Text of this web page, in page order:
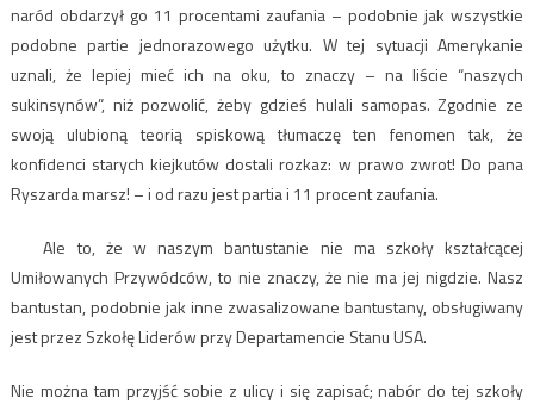
naród obdarzył go 11 procentami zaufania – podobnie jak wszystkie
podobne partie jednorazowego użytku. W tej sytuacji Amerykanie
uznali, że lepiej mieć ich na oku, to znaczy – na liście “naszych
sukinsynów”, niż pozwolić, żeby gdzieś hulali samopas. Zgodnie ze
swoją ulubioną teorią spiskową tłumaczę ten fenomen tak, że
konfidenci starych kiejkutów dostali rozkaz: w prawo zwrot! Do pana
Ryszarda marsz! – i od razu jest partia i 11 procent zaufania.
Ale to, że w naszym bantustanie nie ma szkoły kształcącej
Umiłowanych Przywódców, to nie znaczy, że nie ma jej nigdzie. Nasz
bantustan, podobnie jak inne zwasalizowane bantustany, obsługiwany
jest przez Szkołę Liderów przy Departamencie Stanu USA.
Nie można tam przyjść sobie z ulicy i się zapisać; nabór do tej szkoły